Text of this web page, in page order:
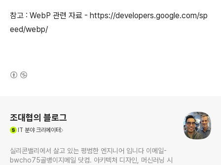
참고 : WebP 관련 자료 - https://developers.google.com/sp
eed/webp/
조대협의 블로그
IT 분야 크리에이터
실리콘밸리에서 살고 있는 평범한 엔지니어 입니다 이메일-
bwcho75골뱅이지메일 닷컴. 아키텍처 디자인, 머신러닝 시